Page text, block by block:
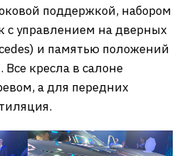
поддержкой, набором
с управлением на дверных
и памятью положений
кресла в салоне
а для передних